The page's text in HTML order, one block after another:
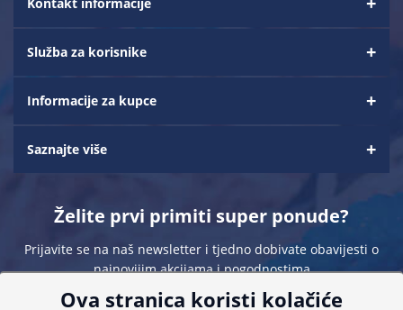
Služba za korisnike
Informacije za kupce
Saznajte više
Želite prvi primiti super ponude?
Prijavite se na naš newsletter i tjedno dobivate obavijesti o
najnovijim akcijama i pogodnostima
Ova stranica koristi kolačiće